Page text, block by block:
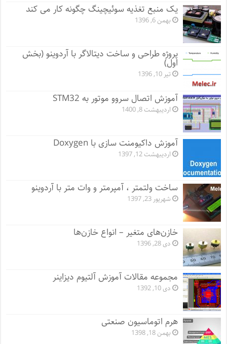
یک منبع تغذیه سوئیچینگ چگونه کار می کند
بهمن 6, 1396
پروژه طراحی و ساخت دیتالاگر با آردوینو (بخش
اول)
تیر 10, 1396
آموزش اتصال سروو موتور به STM32
اردیبهشت 8, 1400
آموزش داکیومنت سازی با Doxygen
اردیبهشت 12, 1397
ساخت ولتمتر ، آمپرمتر و وات متر با آردوینو
شهریور 23, 1397
خازن‌های متغیر – انواع خازن‌ها
دی 28, 1396
مجموعه مقالات آموزش آلتیوم دیزاینر
دی 10, 1392
هرم اتوماسیون صنعتی
بهمن 18, 1398